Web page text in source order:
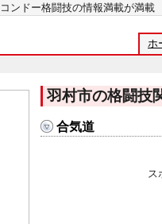
コンドー格闘技の情報満載が
ホ
羽村市の格闘技
合気道
ス